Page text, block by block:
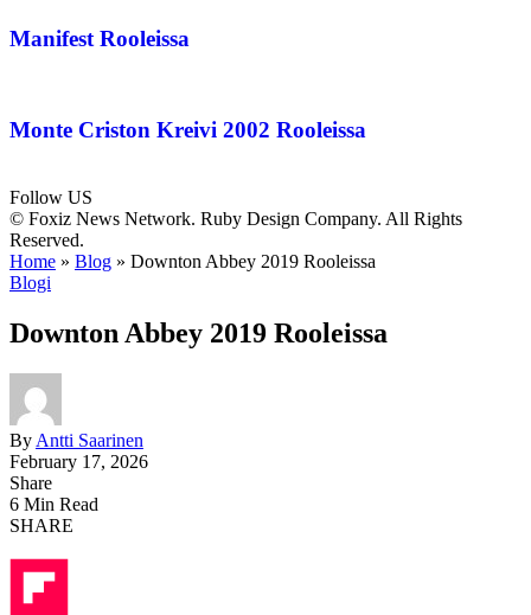
Manifest Rooleissa
Monte Criston Kreivi 2002 Rooleissa
Follow US
© Foxiz News Network. Ruby Design Company. All Rights
Reserved.
Home » Blog » Downton Abbey 2019 Rooleissa
Blogi
Downton Abbey 2019 Rooleissa
By Antti Saarinen
February 17, 2026
Share
6 Min Read
SHARE